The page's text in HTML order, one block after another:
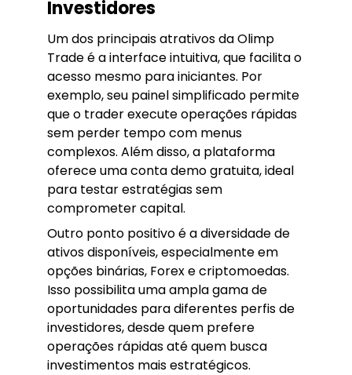
Investidores
Um dos principais atrativos da Olimp
Trade é a interface intuitiva, que facilita o
acesso mesmo para iniciantes. Por
exemplo, seu painel simplificado permite
que o trader execute operações rápidas
sem perder tempo com menus
complexos. Além disso, a plataforma
oferece uma conta demo gratuita, ideal
para testar estratégias sem
comprometer capital.
Outro ponto positivo é a diversidade de
ativos disponíveis, especialmente em
opções binárias, Forex e criptomoedas.
Isso possibilita uma ampla gama de
oportunidades para diferentes perfis de
investidores, desde quem prefere
operações rápidas até quem busca
investimentos mais estratégicos.